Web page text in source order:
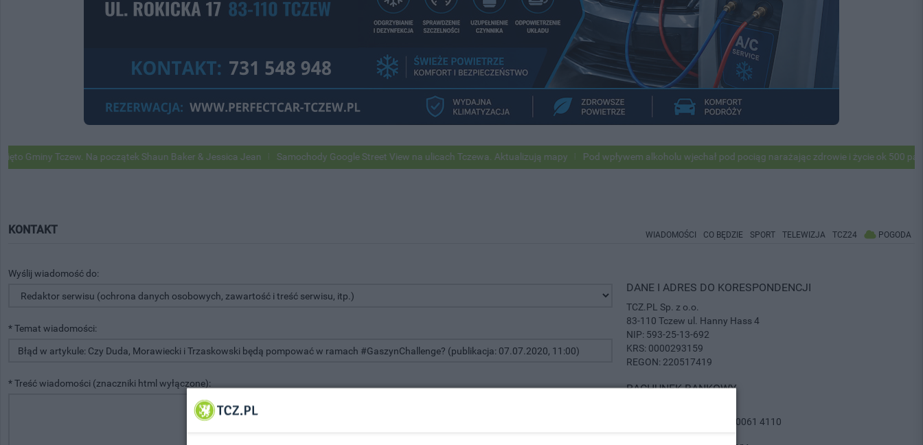
Tczew. Na początek Shaun Baker & Jessica Jean Samochody Google Street View na ulicach Tczewa. Aktualizują mapy Pod wpływem alkoholu wjechał pod pociąg narażając zdrowie i życie ok 500
KONTAKT WIADOMOŚCI CO BĘDZIE SPORT TELEWIZJA TCZ24 POGODA
Wyślij wiadomość do:
* Temat wiadomości:
* Treść wiadomości (znaczniki html wyłączone):
DANE I ADRES DO KORESPONDENCJI
TCZ.PL Sp. z o.o.
83-110 Tczew ul. Hanny Hass 4
NIP: 593-25-13-692
KRS: 0000293159
REGON: 220517419
RACHUNEK BANKOWY
40 1160 2202 0000 0001 0061 4110